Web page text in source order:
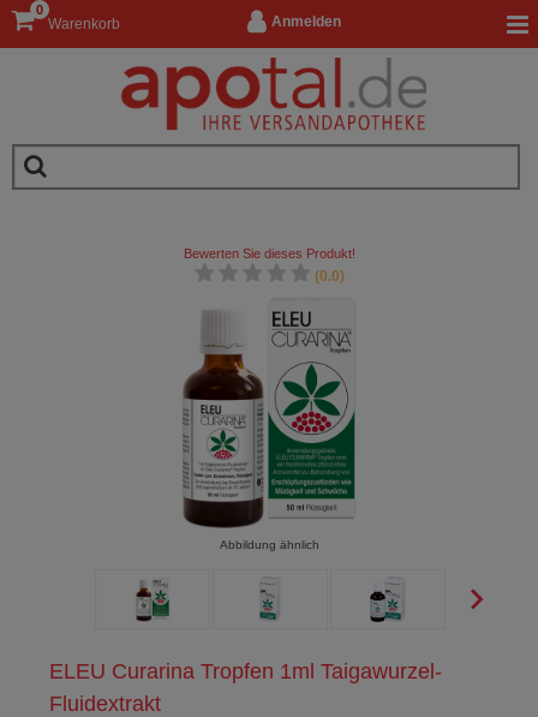
Anmelden
Warenkorb
0
ELEU Curarina Tropfen 1ml Taigawurzel-
Fluidextrakt
Bewerten Sie dieses Produkt!
(0.0)
Abbildung ähnlich